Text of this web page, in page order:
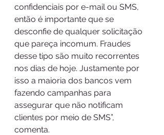
confidenciais por e-mail ou SMS,
então é importante que se
desconfie de qualquer solicitação
que pareça incomum. Fraudes
desse tipo são muito recorrentes
nos dias de hoje. Justamente por
isso a maioria dos bancos vem
fazendo campanhas para
assegurar que não notificam
clientes por meio de SMS”,
comenta.